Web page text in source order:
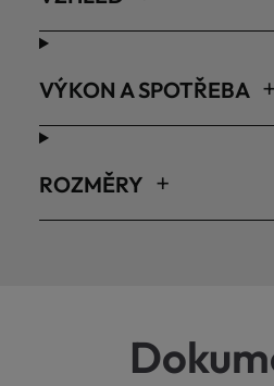
VÝKON A SPOTŘEBA
ROZMĚRY